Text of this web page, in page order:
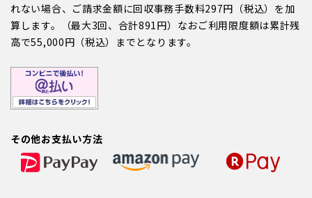
れない場合、ご請求金額に回収事務手数料297円（税込）を加
算します。（最大3回、合計891円）なおご利用限度額は累計残
高で55,000円（税込）までとなります。
その他お支払い方法